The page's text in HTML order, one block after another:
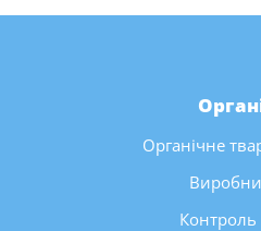
Органічне
Контроль